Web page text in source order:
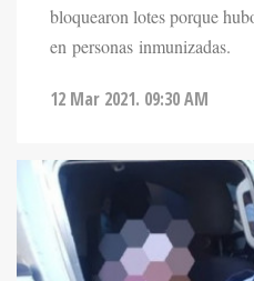
bloquearon lotes porque
en personas inmunizadas.
12 Mar 2021. 09:30 AM